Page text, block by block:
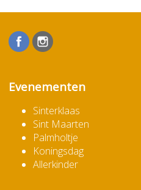
Evenementen
Sinterklaas
Sint Maarten
Palmholtje
Koningsdag
Allerkinder